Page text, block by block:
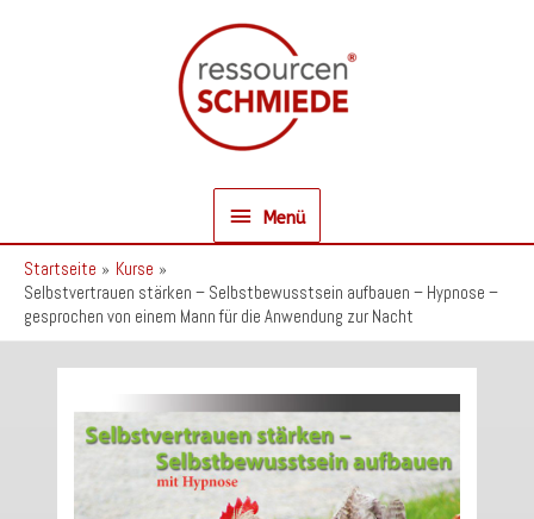
Menü
Menü
Startseite
Kurse
Selbstvertrauen stärken – Selbstbewusstsein aufbauen – Hypnose –
gesprochen von einem Mann für die Anwendung zur Nacht